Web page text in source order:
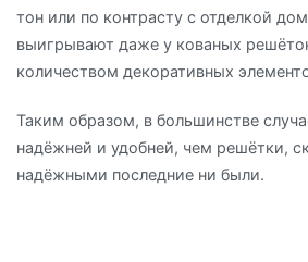
тон или по контрасту с отделкой
выигрывают даже у кованых
количеством декоративных
Таким образом, в большинстве
надёжней и удобней, чем решётки,
надёжными последние ни были.